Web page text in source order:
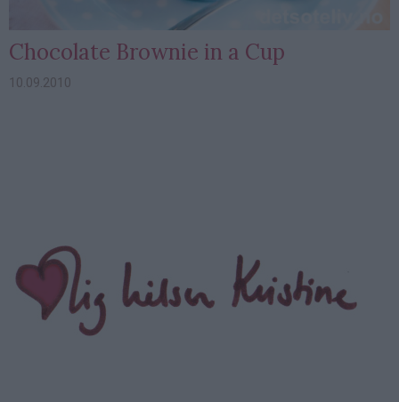
Chocolate Brownie in a Cup
10.09.2010